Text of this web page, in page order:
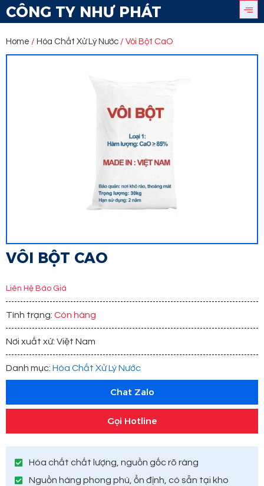
CÔNG TY NHƯ PHÁT
Home / Hóa Chất Xử Lý Nước / Vôi Bột CaO
VÔI BỘT CAO
Liên Hệ Báo Giá
Tình trạng: Còn hàng
Nơi xuất xứ: Việt Nam
Danh mục: Hóa Chất Xử Lý Nước
Chat Zalo
Gọi Hotline
Hóa chất chất lượng, nguồn gốc rõ ràng
Nguồn hàng phong phú, ổn định, có sẵn tại kho